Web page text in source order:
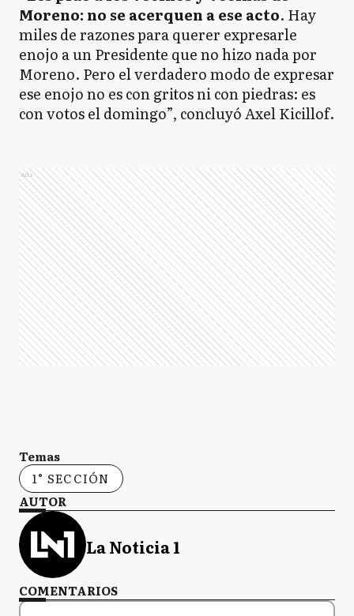
Moreno: no se acerquen a ese acto. Hay
miles de razones para querer expresarle
enojo a un Presidente que no hizo nada por
Moreno. Pero el verdadero modo de expresar
ese enojo no es con gritos ni con piedras: es
con votos el domingo”, concluyó Axel Kicillof.
Ads
Temas
1° SECCIÓN
AUTOR
La Noticia 1
COMENTARIOS